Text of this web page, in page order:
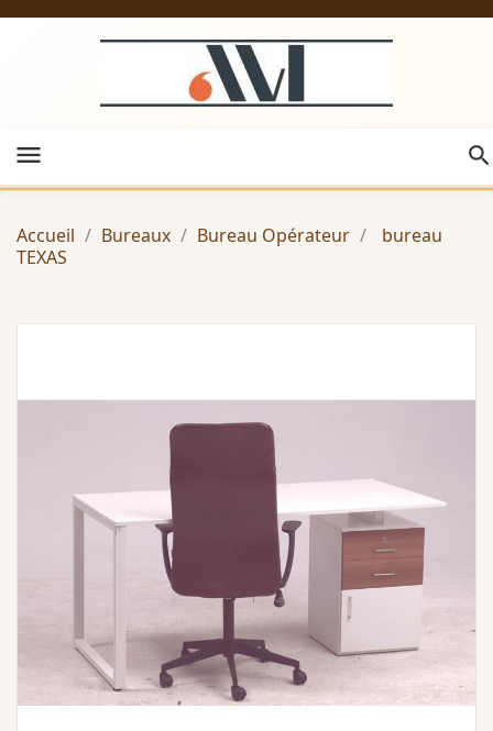
menu
Accueil Bureaux Bureau Opérateur
bureau
TEXAS